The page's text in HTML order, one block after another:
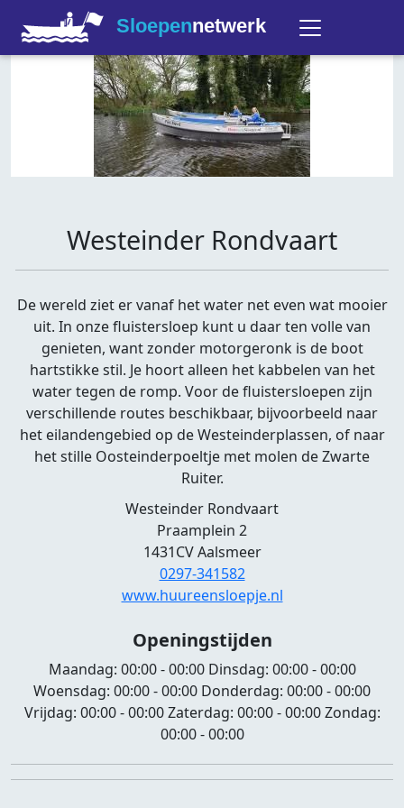
Sloepennetwerk
Westeinder Rondvaart
De wereld ziet er vanaf het water net even wat mooier
uit. In onze fluistersloep kunt u daar ten volle van
genieten, want zonder motorgeronk is de boot
hartstikke stil. Je hoort alleen het kabbelen van het
water tegen de romp. Voor de fluistersloepen zijn
verschillende routes beschikbaar, bijvoorbeeld naar
het eilandengebied op de Westeinderplassen, of naar
het stille Oosteinderpoeltje met molen de Zwarte
Ruiter.
Westeinder Rondvaart
Praamplein 2
1431CV Aalsmeer
0297-341582
www.huureensloepje.nl
Openingstijden
Maandag: 00:00 - 00:00Dinsdag: 00:00 - 00:00
Woensdag: 00:00 - 00:00 Donderdag: 00:00 - 00:00
Vrijdag: 00:00 - 00:00Zaterdag: 00:00 - 00:00Zondag:
00:00 - 00:00